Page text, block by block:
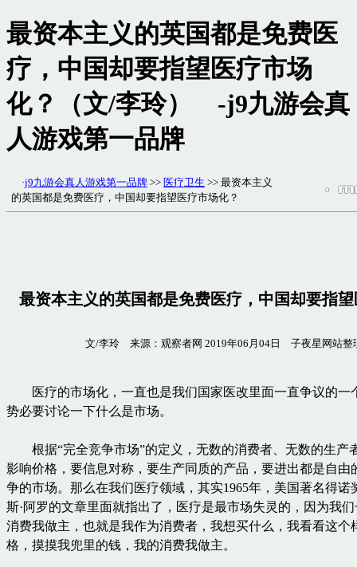
最资本主义的英国都是免费医
疗，中国却要指望医疗市场
化？（文/李玲） -j9九游会真
人游戏第一品牌
·j9九游会真人游戏第一品牌 >> 医疗卫生 >> 最资本主义
的英国都是免费医疗，中国却要指望医疗市场化？
最资本主义的英国都是免费医疗，中国却要指
文/李玲 来源：观察者网 2019年06月04日 子夜星网站整
医疗的市场化，一直也是我们国家医改里面一直争议的一
势必要讨论一下什么是市场。
根据“完全竞争市场”的定义，无数的消费者、无数的生产
影响价格，要信息对称，要生产同质的产品，要进出都是自由
争的市场。那么在我们医疗领域，其实1965年，美国著名得诺
斯·阿罗的文章里面就指出了，医疗是最市场失灵的，因为我
消费我做主，也就是我作为消费者，我想买什么，我看看这个
格，摸摸我兜里的钱，我的消费我做主。